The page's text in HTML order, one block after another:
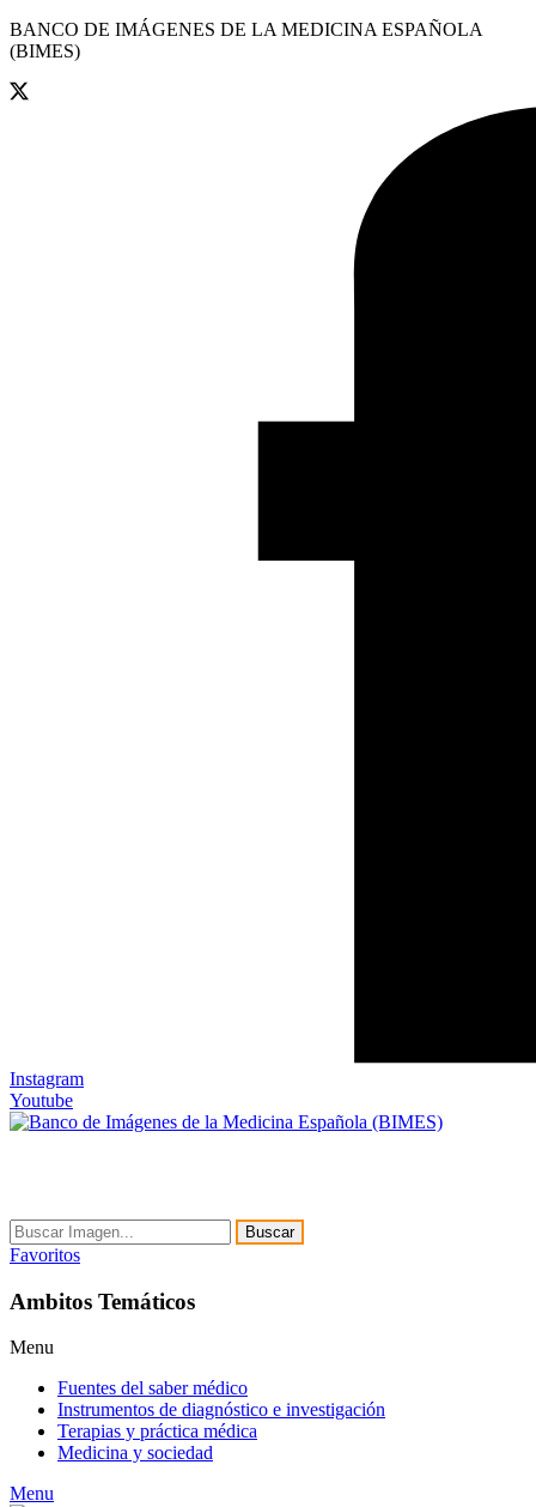
BANCO DE IMÁGENES DE LA MEDICINA ESPAÑOLA
(BIMES)
Instagram
Youtube
Buscar
Favoritos
Ambitos Temáticos
Menu
Fuentes del saber médico
Instrumentos de diagnóstico e investigación
Terapias y práctica médica
Medicina y sociedad
Menu